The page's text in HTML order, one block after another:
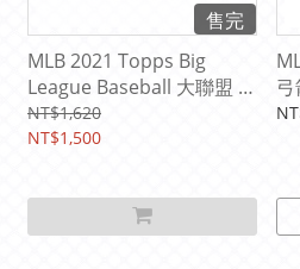
售完
MLB 2021 Topps Big
League Baseball 大聯盟 系
列 棒球卡 卡盒
NT$1,620
NT$1,500
盒